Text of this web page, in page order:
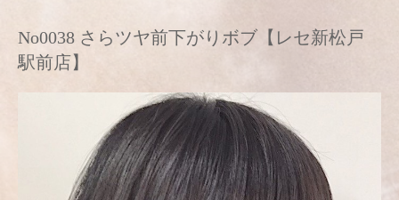
No0038 さらツヤ前下がりボブ【レセ新松戸
駅前店】